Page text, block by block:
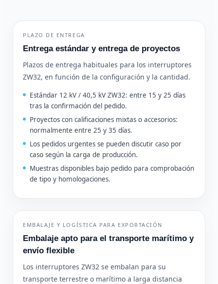
PLAZO DE ENTREGA
Entrega estándar y entrega de proyectos
Plazos de entrega habituales para los interruptores
ZW32, en función de la configuración y la cantidad.
Estándar 12 kV / 40,5 kV ZW32: entre 15 y 25 días
tras la confirmación del pedido.
Proyectos con calificaciones mixtas o accesorios:
normalmente entre 25 y 35 días.
Los pedidos urgentes se pueden discutir caso por
caso según la carga de producción.
Muestras disponibles bajo pedido para comprobación
de tipo y homologaciones.
EMBALAJE Y LOGÍSTICA PARA EXPORTACIÓN
Embalaje apto para el transporte marítimo y
envío flexible
Los interruptores ZW32 se embalan para su
transporte terrestre o marítimo a larga distancia